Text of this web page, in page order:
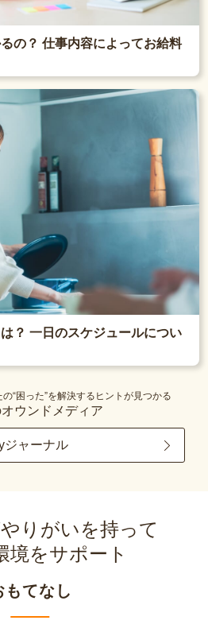
の？ 仕事内容によってお給料
？ 一日のスケジュールについ
“困った”を解決するヒントが見つかる
ウンドメディア
ジャーナル
りがいを持って
境をサポート
もてなし